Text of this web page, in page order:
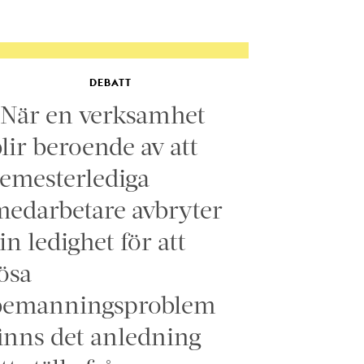
DEBATT
en verksamhet
beroende av att
avbryter
ledighet för att
det anledning